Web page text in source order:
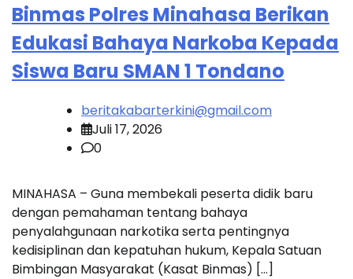
Binmas Polres Minahasa Berikan
Edukasi Bahaya Narkoba Kepada
Siswa Baru SMAN 1 Tondano
beritakabarterkini@gmail.com
Juli 17, 2026
0
MINAHASA – Guna membekali peserta didik baru
dengan pemahaman tentang bahaya
penyalahgunaan narkotika serta pentingnya
kedisiplinan dan kepatuhan hukum, Kepala Satuan
Bimbingan Masyarakat (Kasat Binmas) […]